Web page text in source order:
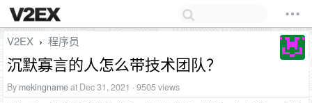
V2EX › 程序员
沉默寡言的人怎么带技术团队？
By mekingnameat Dec 31, 2021 · 9505 views